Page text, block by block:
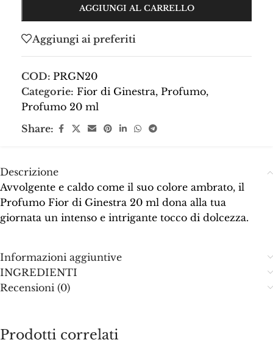
AGGIUNGI AL CARRELLO
Aggiungi ai preferiti
COD: PRGN20
Categorie: Fior di Ginestra, Profumo,
Profumo 20 ml
Share:
Descrizione
Avvolgente e caldo come il suo colore ambrato, il
Profumo Fior di Ginestra 20 ml dona alla tua
giornata un intenso e intrigante tocco di dolcezza.
Informazioni aggiuntive
INGREDIENTI
Recensioni (0)
Prodotti correlati